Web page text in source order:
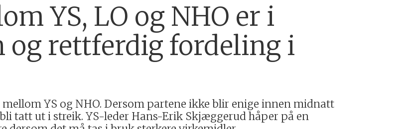
YS, LO og NHO er i
og rettferdig fordeling i
YS og NHO. Dersom partene ikke blir enige innen midnatt
tatt ut i streik. YS-leder Hans-Erik Skjæggerud håper på en